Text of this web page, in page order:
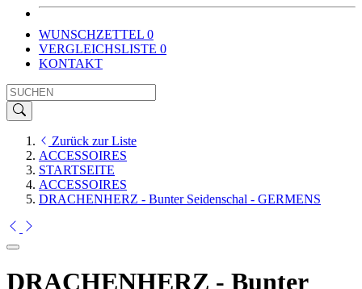
WUNSCHZETTEL 0
VERGLEICHSLISTE 0
KONTAKT
Zurück zur Liste
ACCESSOIRES
STARTSEITE
ACCESSOIRES
DRACHENHERZ - Bunter Seidenschal - GERMENS
DRACHENHERZ - Bunter